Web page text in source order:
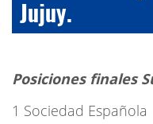
Jujuy.
Posiciones finales
1 Sociedad Española